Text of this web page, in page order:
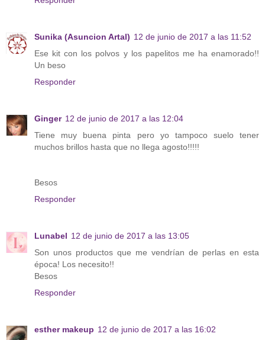
Sunika (Asuncion Artal) 12 de junio de 2017 a las 11:52
Ese kit con los polvos y los papelitos me ha enamorado!!
Un beso
Responder
Ginger 12 de junio de 2017 a las 12:04
Tiene muy buena pinta pero yo tampoco suelo tener
muchos brillos hasta que no llega agosto!!!!!
Besos
Responder
Lunabel 12 de junio de 2017 a las 13:05
Son unos productos que me vendrían de perlas en esta
época! Los necesito!!
Besos
Responder
esther makeup 12 de junio de 2017 a las 16:02